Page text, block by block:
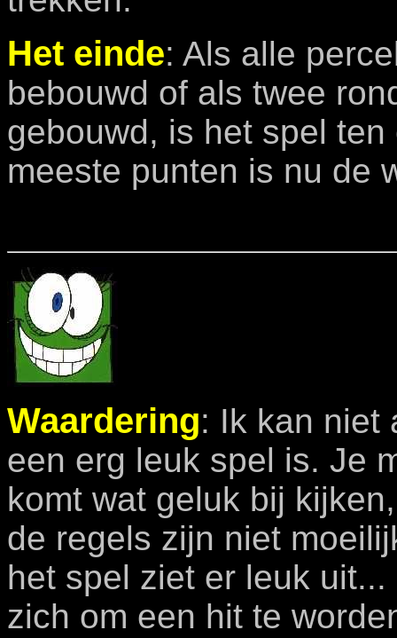
Het einde: Als alle
bebouwd of als twee
gebouwd, is het spel
meeste punten is nu de
Waardering: Ik kan niet
een erg leuk spel is. Je
komt wat geluk bij
de regels zijn niet
het spel ziet er leuk
zich om een hit te